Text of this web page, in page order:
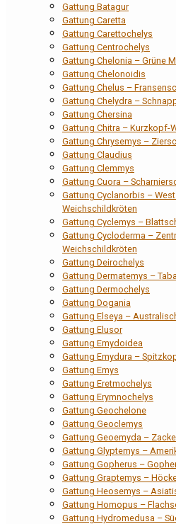
Gattung Batagur
Gattung Caretta
Gattung Carettochelys
Gattung Centrochelys
Gattung Chelonia – Grüne
Gattung Chelonoidis
Gattung Chelus –
Gattung Chelydra –
Gattung Chersina
Gattung Chitra – Kurzkopf-
Gattung Chrysemys –
Gattung Claudius
Gattung Clemmys
Gattung Cuora –
Gattung Cyclanorbis –
Weichschildkröten
Gattung Cyclemys –
Gattung Cycloderma –
Weichschildkröten
Gattung Deirochelys
Gattung Dermatemys –
Gattung Dermochelys
Gattung Dogania
Gattung Elseya –
Gattung Elusor
Gattung Emydoidea
Gattung Emydura –
Gattung Emys
Gattung Eretmochelys
Gattung Erymnochelys
Gattung Geochelone
Gattung Geoclemys
Gattung Geoemyda –
Gattung Glyptemys –
Gattung Gopherus –
Gattung Graptemys –
Gattung Heosemys –
Gattung Homopus –
Gattung Hydromedusa –